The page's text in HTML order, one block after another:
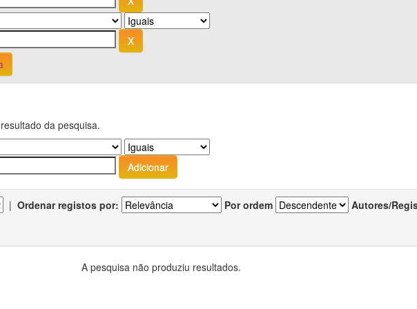
da pesquisa.
| Ordenar registos por: Por ordem Autores/
A pesquisa não produziu resultados.